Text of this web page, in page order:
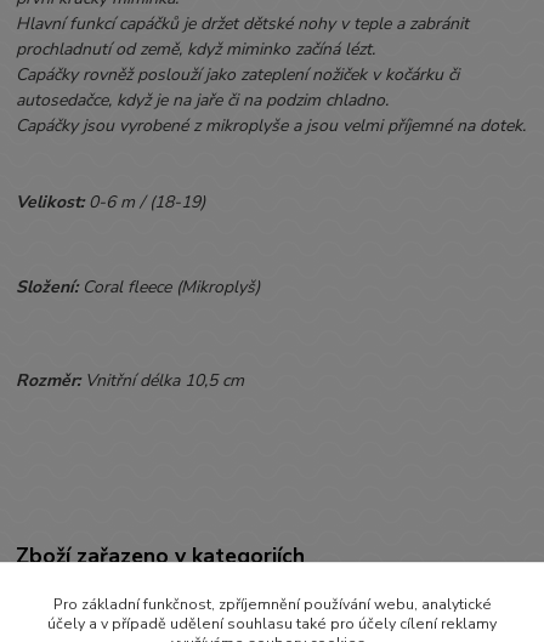
Hlavní funkcí capáčků je držet dětské nohy v teple a zabránit
prochladnutí od země, když miminko začíná lézt.
Capáčky rovněž poslouží jako zateplení nožiček v kočárku či
autosedačce, když je na jaře či na podzim chladno.
Capáčky jsou vyrobené z mikroplyše a jsou velmi příjemné na dotek.
Velikost:0-6 m / (18-19)
Složení: Coral fleece (Mikroplyš)
Rozměr: Vnitřní délka 10,5 cm
Zboží zařazeno v kategoriích
BOTIČKY
Capáčky
Pro základní funkčnost, zpříjemnění používání webu, analytické
účely a v případě udělení souhlasu také pro účely cílení reklamy